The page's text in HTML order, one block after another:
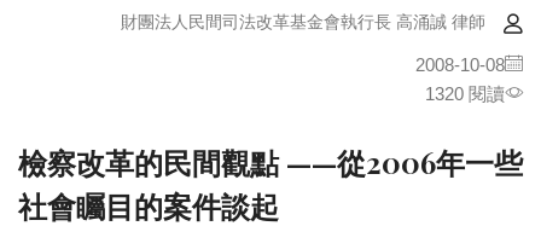
財團法人民間司法改革基金會執行長 高涌誠 律師
2008-10-08
1320 閱讀
檢察改革的民間觀點 ——從2006年一些
社會矚目的案件談起